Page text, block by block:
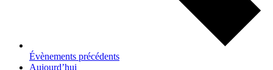
Évènements précédents
Aujourd’hui